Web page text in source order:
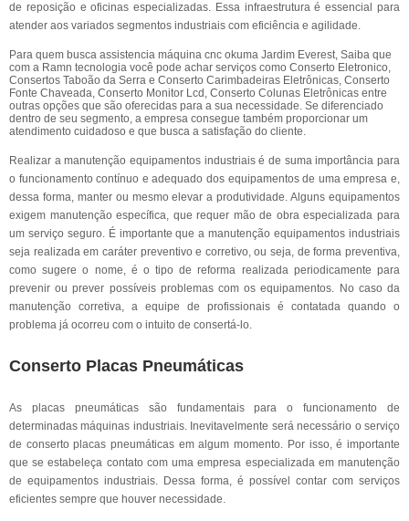
de reposição e oficinas especializadas. Essa infraestrutura é essencial para
atender aos variados segmentos industriais com eficiência e agilidade.
Para quem busca assistencia máquina cnc okuma Jardim Everest, Saiba que
com a Ramn tecnologia você pode achar serviços como Conserto Eletronico,
Consertos Taboão da Serra e Conserto Carimbadeiras Eletrônicas, Conserto
Fonte Chaveada, Conserto Monitor Lcd, Conserto Colunas Eletrônicas entre
outras opções que são oferecidas para a sua necessidade. Se diferenciado
dentro de seu segmento, a empresa consegue também proporcionar um
atendimento cuidadoso e que busca a satisfação do cliente.
Realizar a manutenção equipamentos industriais é de suma importância para
o funcionamento contínuo e adequado dos equipamentos de uma empresa e,
dessa forma, manter ou mesmo elevar a produtividade. Alguns equipamentos
exigem manutenção específica, que requer mão de obra especializada para
um serviço seguro. É importante que a manutenção equipamentos industriais
seja realizada em caráter preventivo e corretivo, ou seja, de forma preventiva,
como sugere o nome, é o tipo de reforma realizada periodicamente para
prevenir ou prever possíveis problemas com os equipamentos. No caso da
manutenção corretiva, a equipe de profissionais é contatada quando o
problema já ocorreu com o intuito de consertá-lo.
Conserto Placas Pneumáticas
As placas pneumáticas são fundamentais para o funcionamento de
determinadas máquinas industriais. Inevitavelmente será necessário o serviço
de conserto placas pneumáticas em algum momento. Por isso, é importante
que se estabeleça contato com uma empresa especializada em manutenção
de equipamentos industriais. Dessa forma, é possível contar com serviços
eficientes sempre que houver necessidade.